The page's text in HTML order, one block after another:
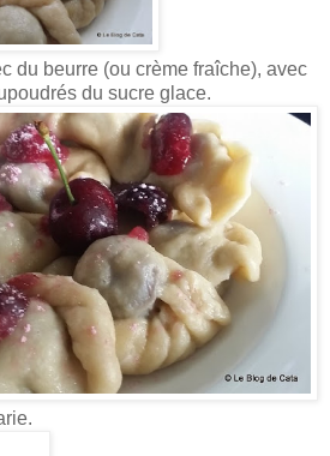
du beurre (ou crème fraîche), avec
du sucre glace.